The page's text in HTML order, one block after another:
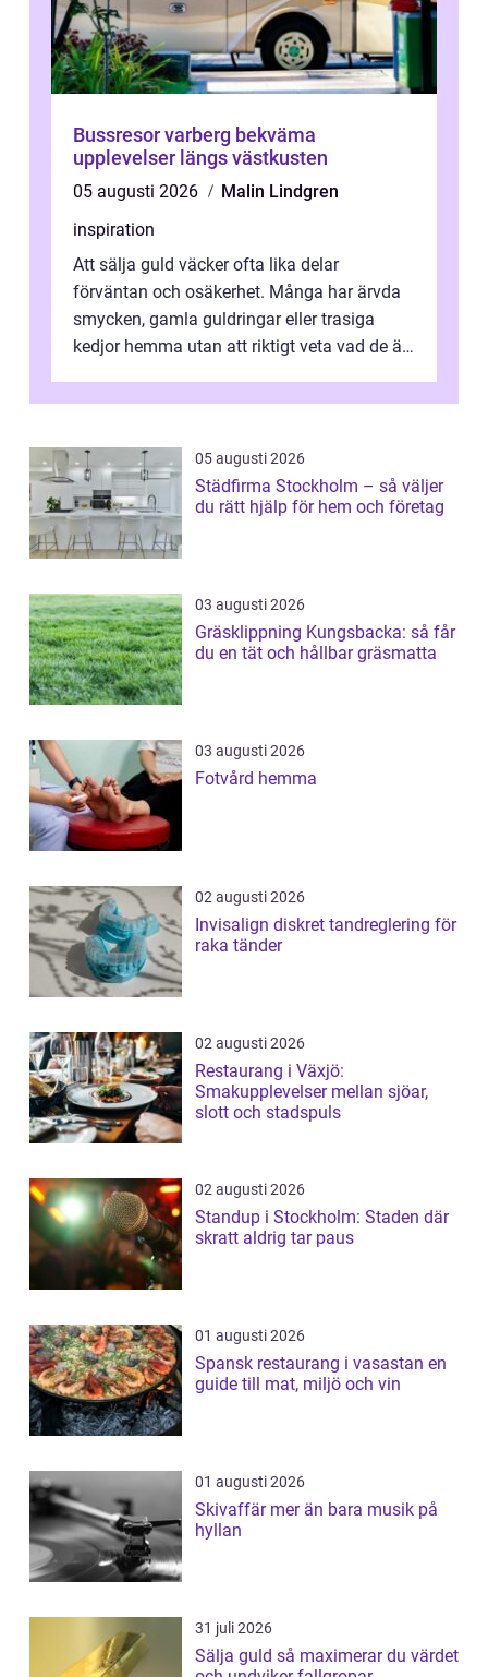
Bussresor varberg bekväma
upplevelser längs västkusten
05 augusti 2026
Malin Lindgren
inspiration
Att sälja guld väcker ofta lika delar
förväntan och osäkerhet. Många har ärvda
smycken, gamla guldringar eller trasiga
kedjor hemma utan att riktigt veta vad de är
05 augusti 2026
Städfirma Stockholm – så väljer
du rätt hjälp för hem och företag
03 augusti 2026
Gräsklippning Kungsbacka: så får
du en tät och hållbar gräsmatta
03 augusti 2026
Fotvård hemma
02 augusti 2026
Invisalign diskret tandreglering för
raka tänder
02 augusti 2026
Restaurang i Växjö:
Smakupplevelser mellan sjöar,
slott och stadspuls
02 augusti 2026
Standup i Stockholm: Staden där
skratt aldrig tar paus
01 augusti 2026
Spansk restaurang i vasastan en
guide till mat, miljö och vin
01 augusti 2026
Skivaffär mer än bara musik på
hyllan
31 juli 2026
Sälja guld så maximerar du värdet